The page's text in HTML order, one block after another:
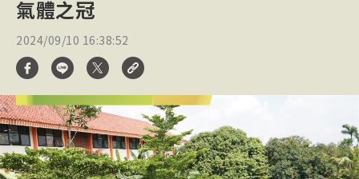
氣體之冠
2024/09/10 16:38:52